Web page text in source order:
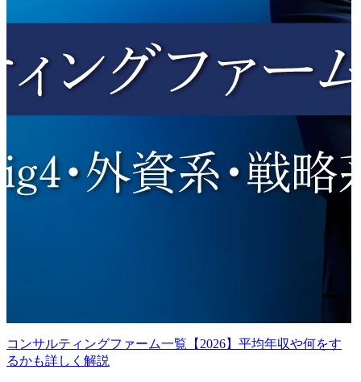
コンサルティングファーム一覧【2026】平均年収や何をす
るかも詳しく解説